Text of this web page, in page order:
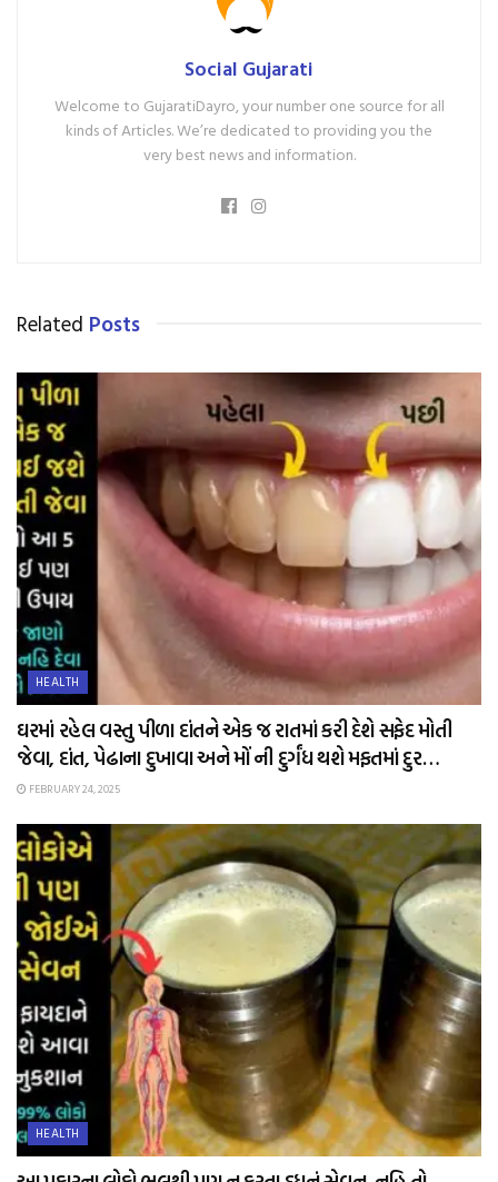
Social Gujarati
Welcome to GujaratiDayro, your number one source for all
kinds of Articles. We’re dedicated to providing you the
very best news and information.
Related Posts
HEALTH
ઘરમાં રહેલ વસ્તુ પીળા દાંતને એક જ રાતમાં કરી દેશે સફેદ મોતી
જેવા, દાંત, પેઢાના દુખાવા અને મોં ની દુર્ગંધ થશે મફતમાં દુર…
FEBRUARY 24, 2025
HEALTH